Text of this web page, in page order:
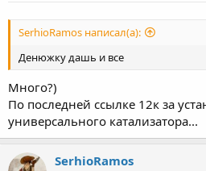
SerhioRamos написал(а):
Денюжку дашь и все
Много?)
По последней ссылке 12к за
универсального катализатора...
SerhioRamos